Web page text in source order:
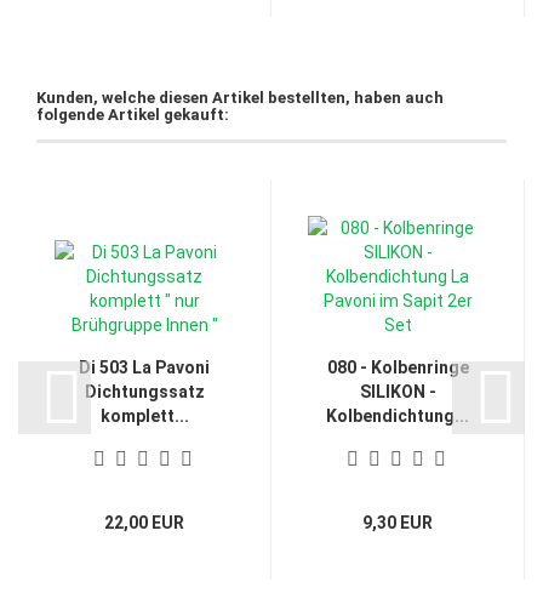
Kunden, welche diesen Artikel bestellten, haben auch
folgende Artikel gekauft:
Di 503 La Pavoni
Dichtungssatz
komplett...
22,00 EUR
080 - Kolbenringe
SILIKON -
Kolbendichtung...
9,30 EUR